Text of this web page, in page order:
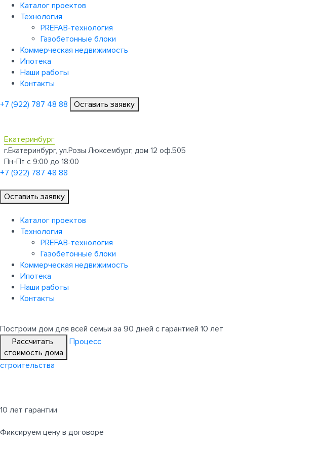
Каталог проектов
Технология
PREFAB-технология
Газобетонные блоки
Коммерческая недвижимость
Ипотека
Наши работы
Контакты
+7 (922) 787 48 88 Оставить заявку
Екатеринбург
г.Екатеринбург, ул.Розы Люксембург, дом 12 оф.505
Пн-Пт с 9:00 до 18:00
+7 (922) 787 48 88
Оставить заявку
Каталог проектов
Технология
PREFAB-технология
Газобетонные блоки
Коммерческая недвижимость
Ипотека
Наши работы
Контакты
Построим дом для всей семьи за 90 дней с гарантией 10 лет
Рассчитать
стоимость дома
Процесс
строительства
10 лет гарантии
Фиксируем цену в договоре